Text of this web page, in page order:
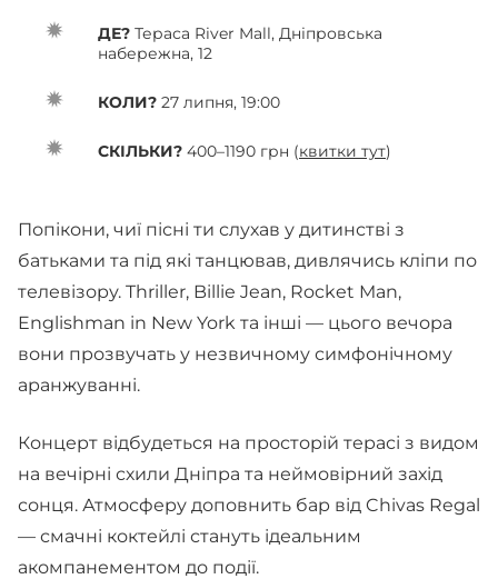
ДЕ? Тераса River Mall, Дніпровська
набережна, 12
КОЛИ? 27 липня, 19:00
СКІЛЬКИ? 400–1190 грн (квитки тут)
Попікони, чиї пісні ти слухав у дитинстві з
батьками та під які танцював, дивлячись кліпи по
телевізору. Thriller, Billie Jean, Rocket Man,
Englishman in New York та інші — цього вечора
вони прозвучать у незвичному симфонічному
аранжуванні.
Концерт відбудеться на просторій терасі з видом
на вечірні схили Дніпра та неймовірний захід
сонця. Атмосферу доповнить бар від Chivas Regal
— смачні коктейлі стануть ідеальним
акомпанементом до події.